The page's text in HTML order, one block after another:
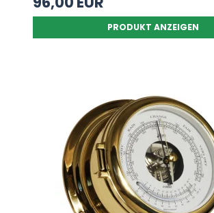
PRODUKT ANZEIGEN